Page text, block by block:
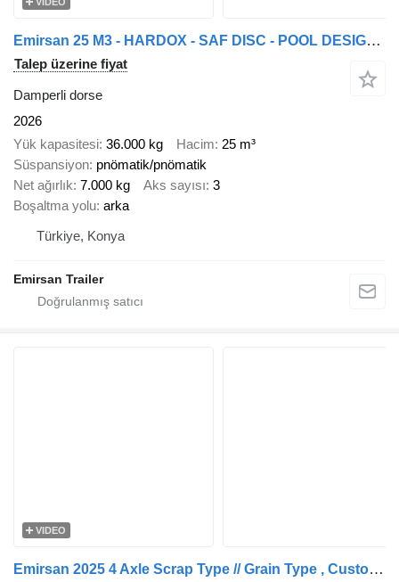
Emirsan 25 M3 - HARDOX - SAF DISC - POOL DESIGN TIPPER SEMI TRAILER
Talep üzerine fiyat
Damperli dorse
2026
Yük kapasitesi 36.000 kg Hacim 25 m³
Süspansiyon pnömatik/pnömatik
Net ağırlık 7.000 kg Aks sayısı 3
Boşaltma yolu arka
Türkiye, Konya
Emirsan Trailer
VIDEO
Emirsan 2025 4 Axle Scrap Type // Grain Type , Custom Made , Tipper Trai